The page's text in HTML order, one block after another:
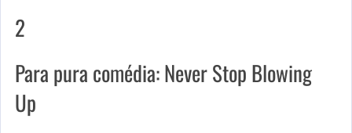
2
Para pura comédia: Never Stop Blowing
Up